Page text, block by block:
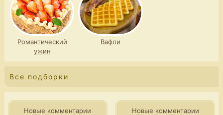
Романтический
ужин
Вафли
Все подборки
Новые комментарии
Новые комментарии